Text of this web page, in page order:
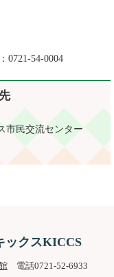
54-0004
市民交流センター
ックスKICCS
電話0721-52-6933